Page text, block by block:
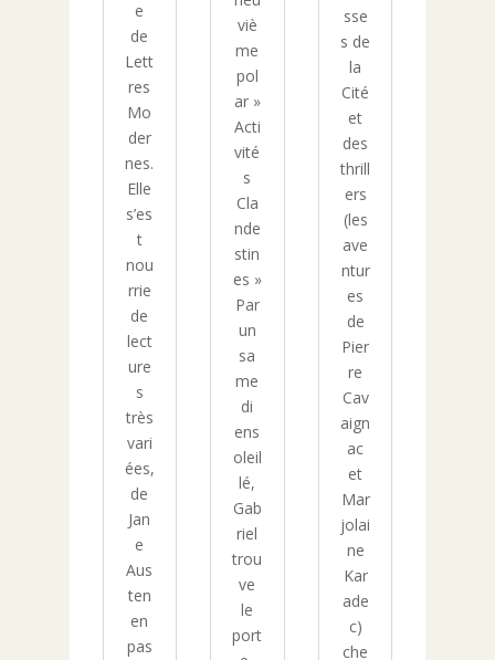
e
de
Lett
res
Mo
der
nes.
Elle
s’es
t
nou
rrie
de
lect
ure
s
très
vari
ées,
de
Jan
e
Aus
ten
en
pas
viè
me
pol
ar »
Acti
vité
s
Cla
nde
stin
es »
Par
un
sa
me
di
ens
oleil
lé,
Gab
riel
trou
ve
le
port
sse
s de
la
Cité
et
des
thrill
ers
(les
ave
ntur
es
de
Pier
re
Cav
aign
ac
et
Mar
jolai
ne
Kar
ade
c)
che